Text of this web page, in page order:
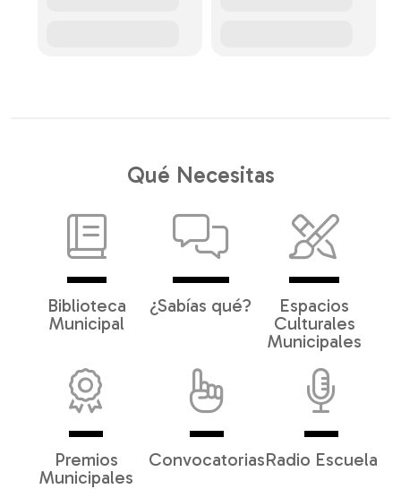
Qué Necesitas
Biblioteca
Municipal
¿Sabías qué?
Espacios
Culturales
Municipales
Premios
Municipales
ConvocatoriasRadio Escuela